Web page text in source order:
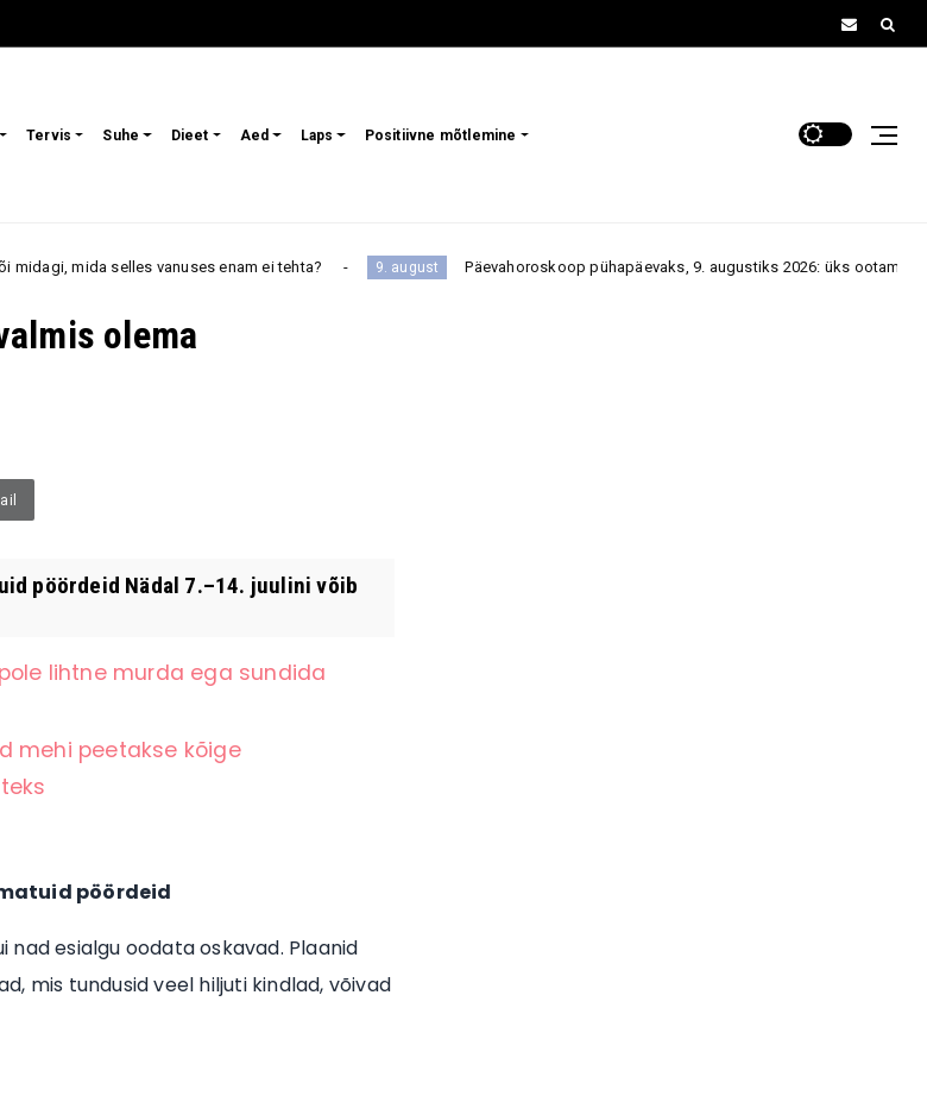
Tervis Suhe Dieet Aed Laps Positiivne mõtlemine
vanuses enam ei tehta? 9. august Päevahoroskoop pühapäevaks, 9. augustiks 2026: üks ootamatu vestlus või
olema
pöördeid Nädal 7.–14. juulini võib
lihtne murda ega sundida
mehi peetakse kõige
pöördeid
nad esialgu oodata oskavad. Plaanid
mis tundusid veel hiljuti kindlad, võivad